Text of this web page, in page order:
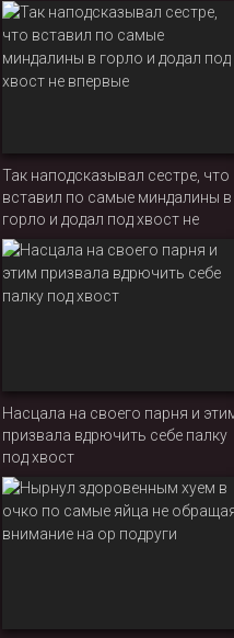
Так наподсказывал сестре, что
вставил по самые миндалины в
горло и додал под хвост не
впервые
Насцала на своего парня и
призвала вдрючить себе палку
под хвост